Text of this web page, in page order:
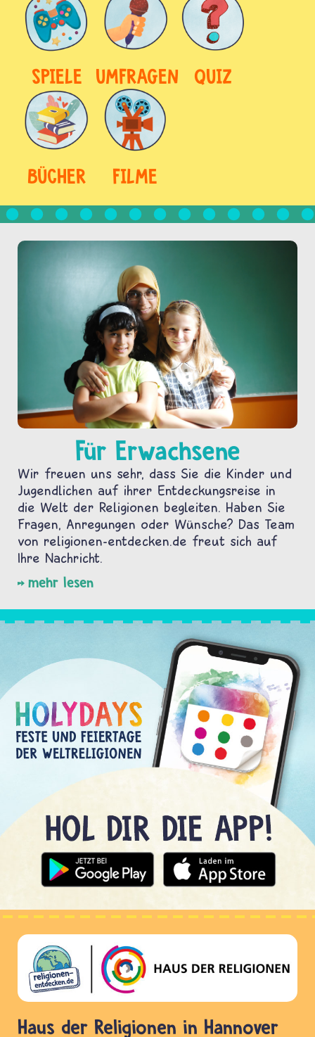
SPIELE UMFRAGEN QUIZ
BÜCHER FILME
Für Erwachsene
Wir freuen uns sehr, dass Sie die Kinder und
Jugendlichen auf ihrer Entdeckungsreise in
die Welt der Religionen begleiten. Haben Sie
Fragen, Anregungen oder Wünsche? Das Team
von religionen-entdecken.de freut sich auf
Ihre Nachricht.
mehr lesen
Haus der Religionen in Hannover